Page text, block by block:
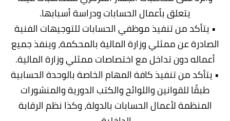
يتعلق بأعمال الحسابات ودراسة أسبابها.
• يتأكد من تنفيذ موظفي الحسابات للتوجيهات الفنية
الصادرة عن ممثلي وزارة المالية بالمحكمة، وينفذ جميع
أعماله دون تداخل مع اختصاصات ممثلي وزارة المالية.
• يتأكد من تنفيذ كافة المهام الخاصة بالوحدة الحسابية
طبقًا للقوانين واللوائح والكتب الدورية والمنشورات
المنظمة لأعمال الحسابات بالدولة، وكذا نظم الرقابة